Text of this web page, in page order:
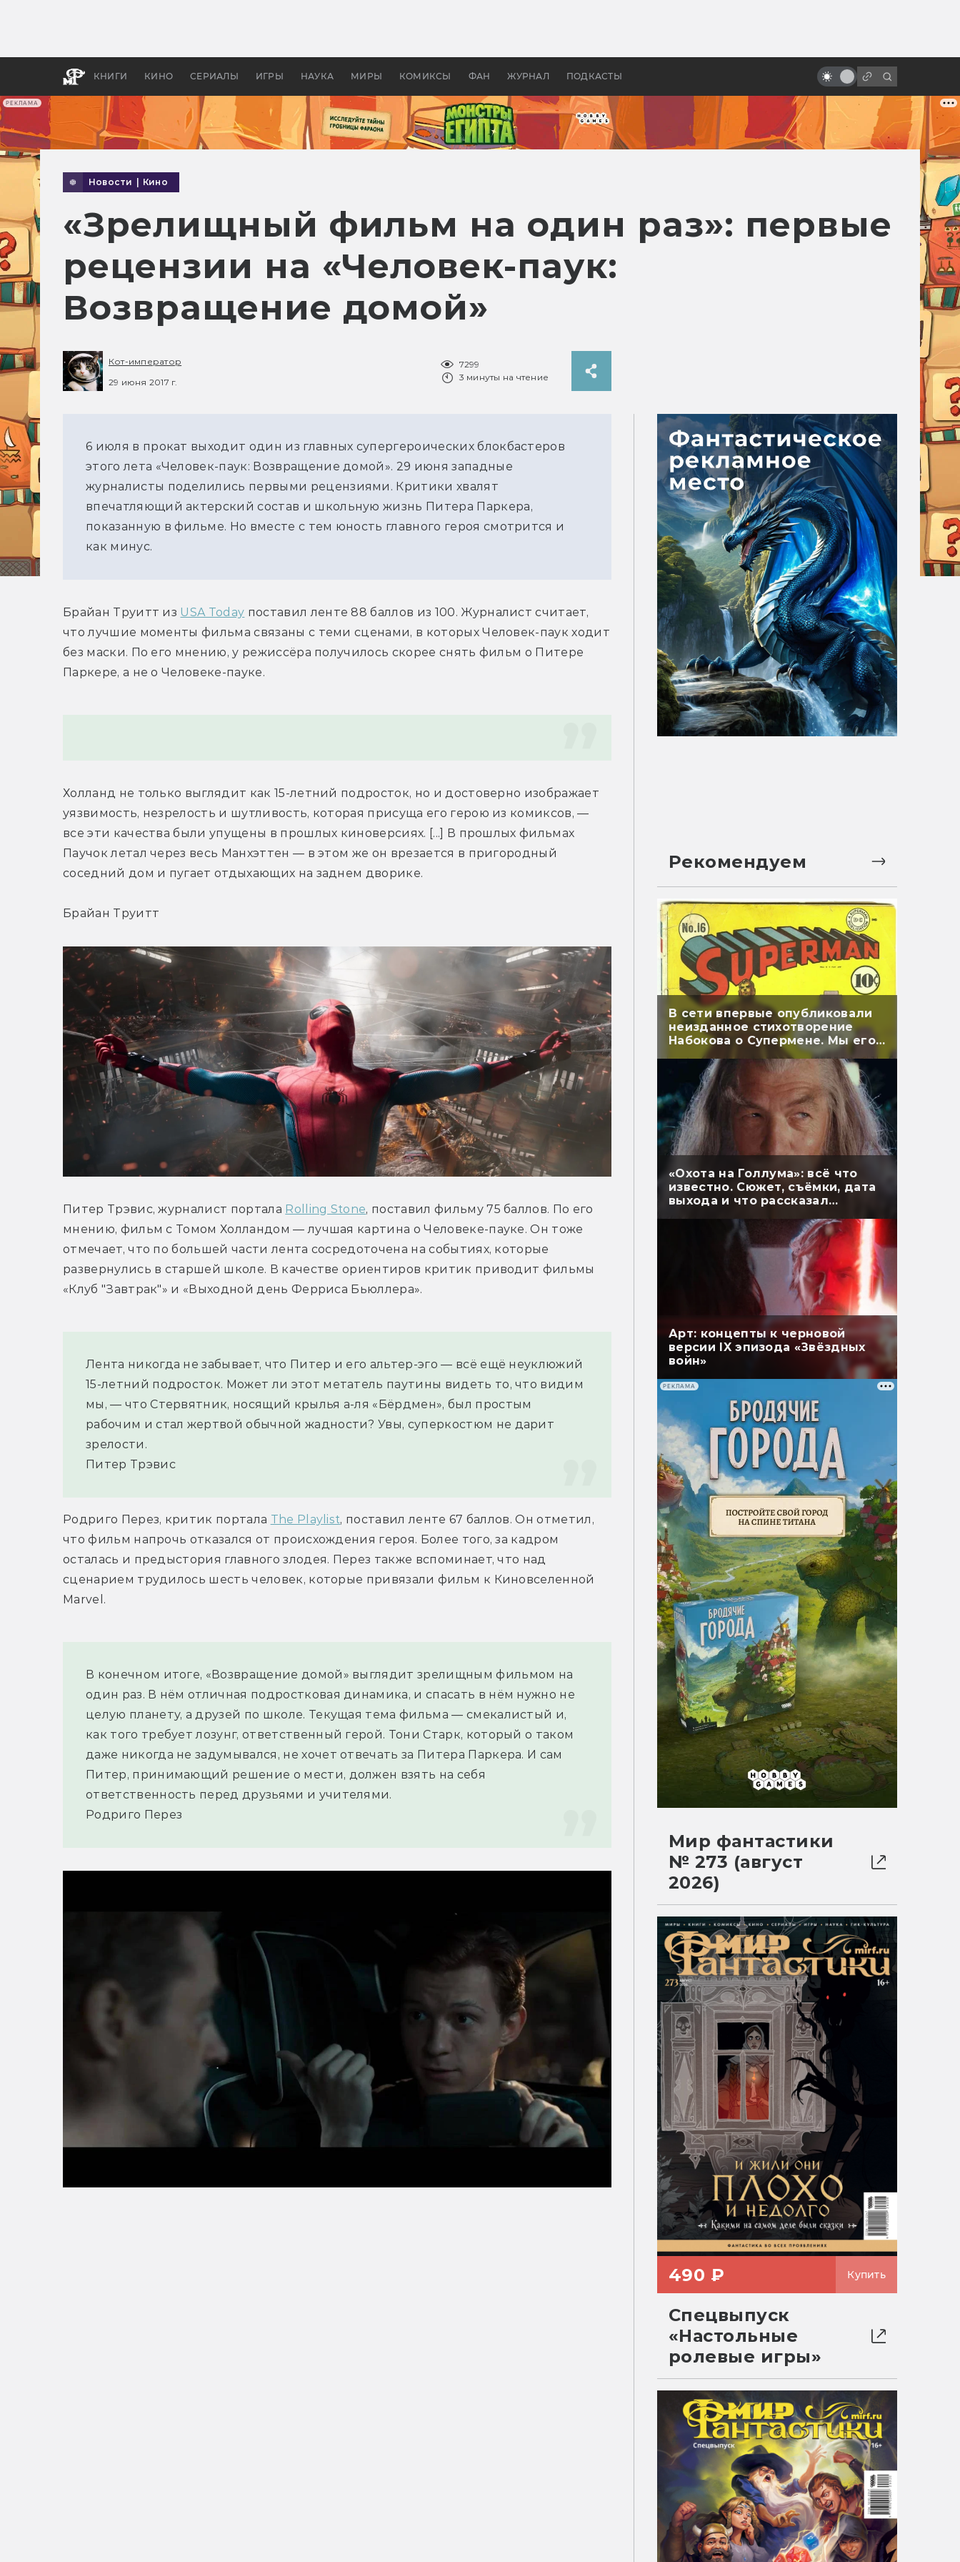
РЕКЛАМА
КНИГИ КИНО СЕРИАЛЫ ИГРЫ НАУКА МИРЫ КОМИКСЫ ФАН ЖУРНАЛ ПОДКАСТЫ
апокалипсис, в России —
бы «Властелина колец»
инопланетян и будущее
Новости Кино
«Зрелищный фильм на один раз»: первые
рецензии на «Человек-паук:
Возвращение домой»
Кот-император
29 июня 2017 г.
7299
3 минуты на чтение
6 июля в прокат выходит один из главных супергероических блокбастеров
этого лета «Человек-паук: Возвращение домой». 29 июня западные
журналисты поделились первыми рецензиями. Критики хвалят
впечатляющий актерский состав и школьную жизнь Питера Паркера,
показанную в фильме. Но вместе с тем юность главного героя смотрится и
как минус.
Брайан Труитт из USA Today поставил ленте 88 баллов из 100. Журналист считает,
что лучшие моменты фильма связаны с теми сценами, в которых Человек-паук ходит
без маски. По его мнению, у режиссёра получилось скорее снять фильм о Питере
Паркере, а не о Человеке-пауке.
Холланд не только выглядит как 15-летний подросток, но и достоверно изображает
уязвимость, незрелость и шутливость, которая присуща его герою из комиксов, —
все эти качества были упущены в прошлых киноверсиях. [...] В прошлых фильмах
Паучок летал через весь Манхэттен — в этом же он врезается в пригородный
соседний дом и пугает отдыхающих на заднем дворике.
Брайан Труитт
Питер Трэвис, журналист портала Rolling Stone, поставил фильму 75 баллов. По его
мнению, фильм с Томом Холландом — лучшая картина о Человеке-пауке. Он тоже
отмечает, что по большей части лента сосредоточена на событиях, которые
развернулись в старшей школе. В качестве ориентиров критик приводит фильмы
«Клуб "Завтрак"» и «Выходной день Ферриса Бьюллера».
Лента никогда не забывает, что Питер и его альтер-эго — всё ещё неуклюжий
15-летний подросток. Может ли этот метатель паутины видеть то, что видим
мы, — что Стервятник, носящий крылья а-ля «Бёрдмен», был простым
рабочим и стал жертвой обычной жадности? Увы, суперкостюм не дарит
зрелости.
Питер Трэвис
Родриго Перез, критик портала The Playlist, поставил ленте 67 баллов. Он отметил,
что фильм напрочь отказался от происхождения героя. Более того, за кадром
осталась и предыстория главного злодея. Перез также вспоминает, что над
сценарием трудилось шесть человек, которые привязали фильм к Киновселенной
Marvel.
В конечном итоге, «Возвращение домой» выглядит зрелищным фильмом на
один раз. В нём отличная подростковая динамика, и спасать в нём нужно не
целую планету, а друзей по школе. Текущая тема фильма — смекалистый и,
как того требует лозунг, ответственный герой. Тони Старк, который о таком
даже никогда не задумывался, не хочет отвечать за Питера Паркера. И сам
Питер, принимающий решение о мести, должен взять на себя
ответственность перед друзьями и учителями.
Родриго Перез
Рекомендуем
В сети впервые опубликовали
неизданное стихотворение
Набокова о Супермене. Мы его
перевели
«Охота на Голлума»: всё что
известно. Сюжет, съёмки, дата
выхода и что рассказал
Арт: концепты к черновой
версии IX эпизода «Звёздных
войн»
РЕКЛАМА
Мир фантастики
№ 273 (август
2026)
490 ₽ Купить
Спецвыпуск
«Настольные
ролевые игры»